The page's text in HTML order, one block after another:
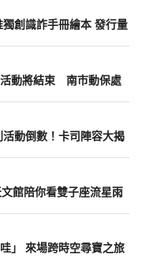
創識詐手冊繪本 發行量
動將結束 南市動保處
動倒數！卡司陣容大揭
館陪你看雙子座流星雨
」 來場跨時空尋寶之旅